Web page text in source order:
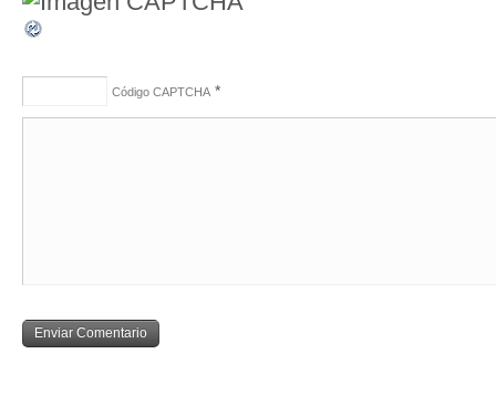
Código CAPTCHA *